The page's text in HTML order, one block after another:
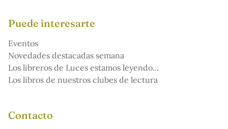
Puede interesarte
Eventos
Novedades destacadas semana
Los libreros de Luces estamos leyendo...
Los libros de nuestros clubes de lectura
Contacto